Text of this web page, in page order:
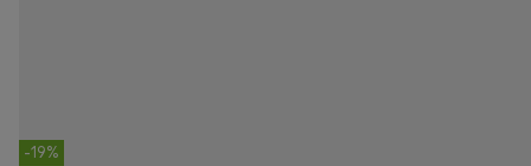
-19%